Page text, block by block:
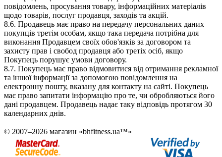
повідомлень, просування товару, інформаційних матеріалів
щодо товарів, послуг продавця, заходів та акцій.
8.6. Продавець має право на передачу персональних даних
покупців третім особам, якщо така передача потрібна для
виконання Продавцем своїх обов'язків за договором та
захисту прав і свобод продавця або третіх осіб, якщо
Покупець порушує умови договору.
8.7. Покупець має право відмовитися від отримання рекламної
та іншої інформації за допомогою повідомлення на
електронну пошту, вказану для контакту на сайті. Покупець
має право запитати інформацію про те, чи обробляються його
дані продавцем. Продавець надає таку відповідь протягом 30
календарних днів.
© 2007–2026 магазин «bhfitness.ua™»